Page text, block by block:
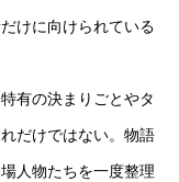
けに向けられている
有の決まりごとやタ
だけではない。物語
人物たちを一度整理